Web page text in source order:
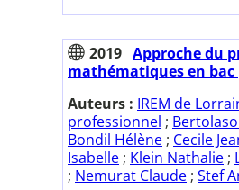
2019 Approche du
mathématiques en
Auteurs : IREM de
professionnel ;
Bondil Hélène ; Cecile
Isabelle ; Klein Nathalie ;
; Nemurat Claude ; Stef